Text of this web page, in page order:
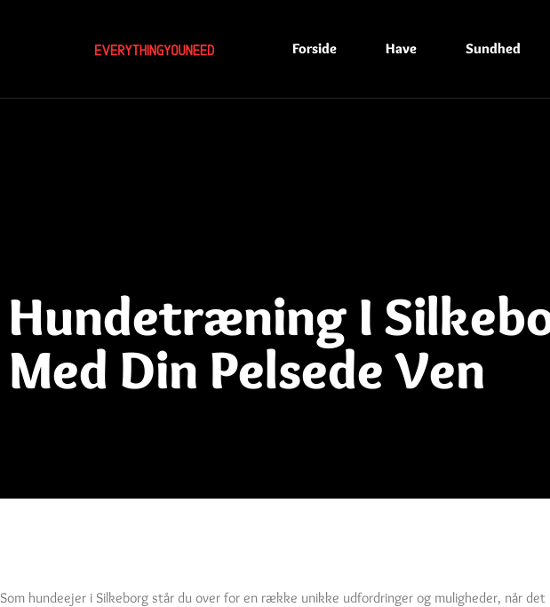
Forside Have Sundhed
Hundetræning I
Med Din Pelsede Ven
Som hundeejer i Silkeborg står du over for en række unikke udfordringer og muligheder, når